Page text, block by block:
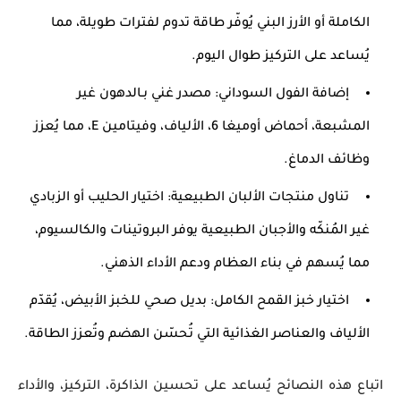
الكاملة أو الأرز البني يُوفّر طاقة تدوم لفترات طويلة، مما
يُساعد على التركيز طوال اليوم.
إضافة الفول السوداني: مصدر غني بـالدهون غير
المشبعة، أحماض أوميغا 6 ، الألياف، وفيتامين E ، مما يُعزز
وظائف الدماغ.
تناول منتجات الألبان الطبيعية: اختيار الحليب أو الزبادي
غير المُنكّه والأجبان الطبيعية يوفرالبروتينات والكالسيوم،
مما يُسهم في بناء العظام ودعم الأداء الذهني.
اختيار خبز القمح الكامل: بديل صحي للخبز الأبيض، يُقدّم
الألياف والعناصر الغذائية التي تُحسّن الهضم وتُعزز الطاقة.
اتباع هذه النصائح يُساعد على تحسين الذاكرة، التركيز، والأداء